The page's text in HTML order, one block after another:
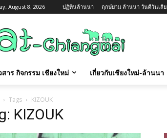
August 8, 2026 ปฏิทินล้านนา ฤกษ์ยาม ล้านนา วันดีวันเสีย
าร กิจกรรม เชียงใหม่ เกี่ยวกับเชียงใหม่-ล้านนา
Tags KIZOUK
KIZOUK